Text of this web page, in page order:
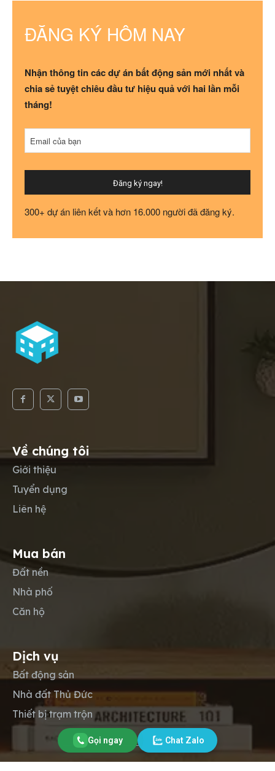
ĐĂNG KÝ HÔM NAY
Nhận thông tin các dự án bất động sản mới nhất và
chia sẻ tuyệt chiêu đầu tư hiệu quả với hai lần mỗi
tháng!
Email của bạn
Đăng ký ngay!
Your
300+ dự án liên kết và hơn 16.000 người đã đăng ký.
Về chúng tôi
Giới thiệu
Tuyển dụng
Liên hệ
Mua bán
Đất nền
Nhà phố
Căn hộ
Dịch vụ
Bất động sản
Nhà đất Thủ Đức
Thiết bị trạm trộn
Gọi ngay Chat Zalo